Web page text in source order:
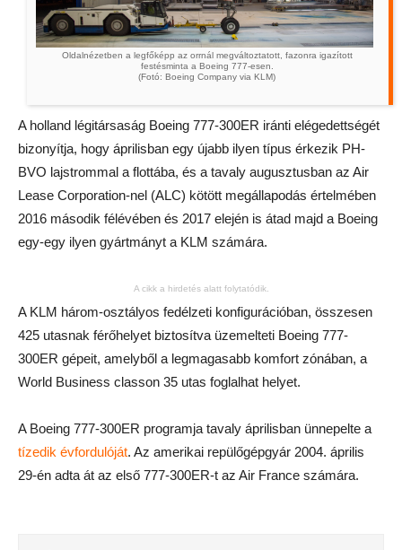
Oldalnézetben a legfőképp az orrnál megváltoztatott, fazonra igazított
festésminta a Boeing 777-esen.
(Fotó: Boeing Company via KLM)
A holland légitársaság Boeing 777-300ER iránti elégedettségét
bizonyítja, hogy áprilisban egy újabb ilyen típus érkezik PH-
BVO lajstrommal a flottába, és a tavaly augusztusban az Air
Lease Corporation-nel (ALC) kötött megállapodás értelmében
2016 második félévében és 2017 elején is átad majd a Boeing
egy-egy ilyen gyártmányt a KLM számára.
A cikk a hirdetés alatt folytatódik.
A KLM három-osztályos fedélzeti konfigurációban, összesen
425 utasnak férőhelyet biztosítva üzemelteti Boeing 777-
300ER gépeit, amelyből a legmagasabb komfort zónában, a
World Business classon 35 utas foglalhat helyet.
A Boeing 777-300ER programja tavaly áprilisban ünnepelte a
tízedik évfordulóját. Az amerikai repülőgépgyár 2004. április
29-én adta át az első 777-300ER-t az Air France számára.